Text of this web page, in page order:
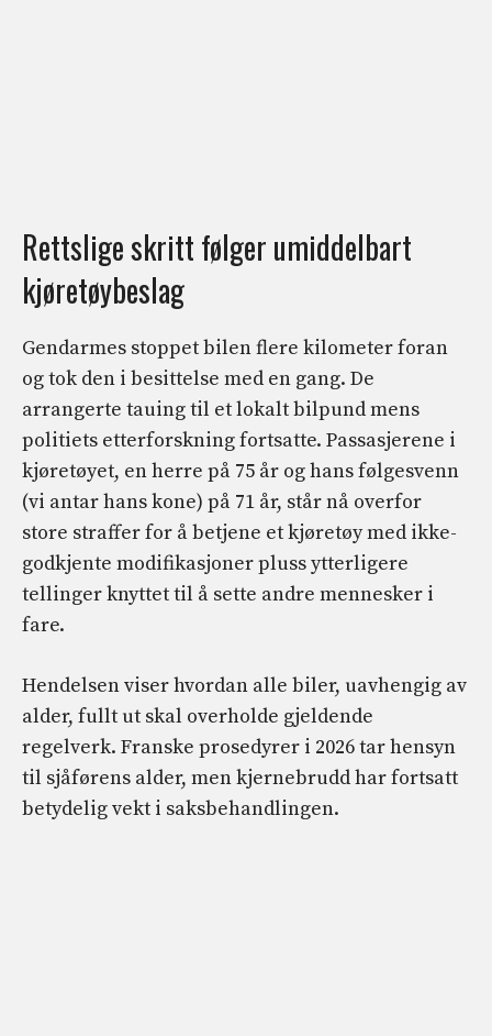
Rettslige skritt følger umiddelbart
kjøretøybeslag
Gendarmes stoppet bilen flere kilometer foran
og tok den i besittelse med en gang. De
arrangerte tauing til et lokalt bilpund mens
politiets etterforskning fortsatte. Passasjerene i
kjøretøyet, en herre på 75 år og hans følgesvenn
(vi antar hans kone) på 71 år, står nå overfor
store straffer for å betjene et kjøretøy med ikke-
godkjente modifikasjoner pluss ytterligere
tellinger knyttet til å sette andre mennesker i
fare.
Hendelsen viser hvordan alle biler, uavhengig av
alder, fullt ut skal overholde gjeldende
regelverk. Franske prosedyrer i 2026 tar hensyn
til sjåførens alder, men kjernebrudd har fortsatt
betydelig vekt i saksbehandlingen.